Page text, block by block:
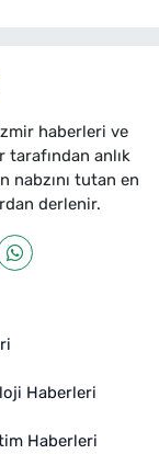
haberleri ve
tarafından anlık
nabzını tutan en
derlenir.
Haberleri
Haberleri